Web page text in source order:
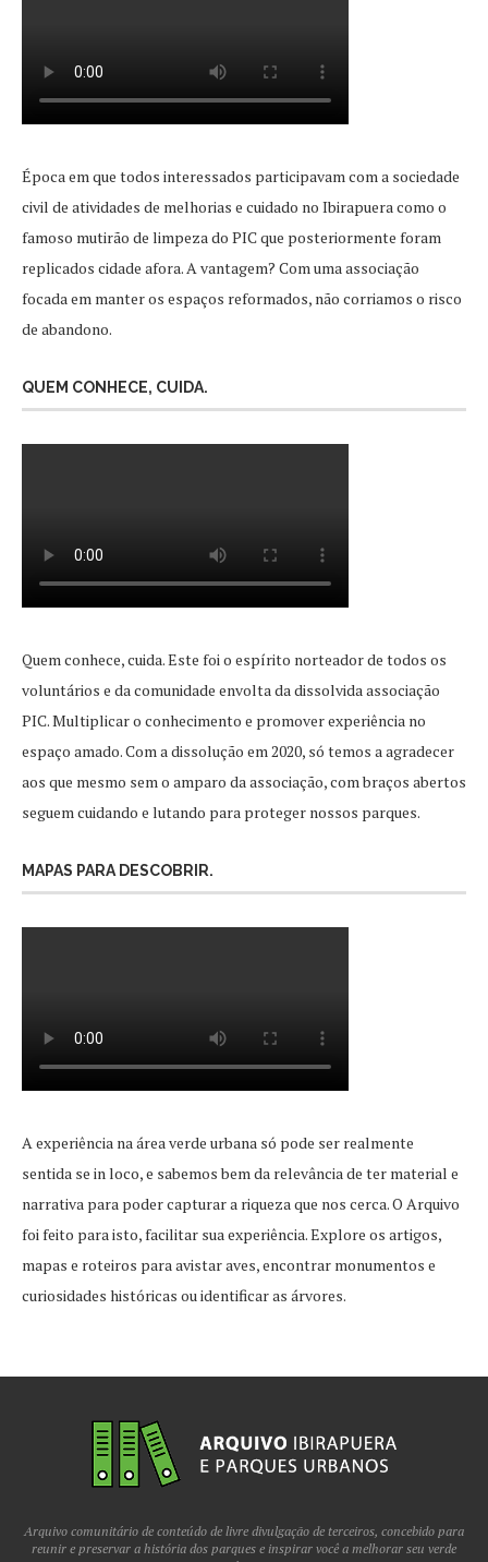
Época em que todos interessados participavam com a sociedade
civil de atividades de melhorias e cuidado no Ibirapuera como o
famoso mutirão de limpeza do PIC que posteriormente foram
replicados cidade afora. A vantagem? Com uma associação
focada em manter os espaços reformados, não corriamos o risco
de abandono.
QUEM CONHECE, CUIDA.
Quem conhece, cuida. Este foi o espírito norteador de todos os
voluntários e da comunidade envolta da dissolvida associação
PIC. Multiplicar o conhecimento e promover experiência no
espaço amado. Com a dissolução em 2020, só temos a agradecer
aos que mesmo sem o amparo da associação, com braços abertos
seguem cuidando e lutando para proteger nossos parques.
MAPAS PARA DESCOBRIR.
A experiência na área verde urbana só pode ser realmente
sentida se in loco, e sabemos bem da relevância de ter material e
narrativa para poder capturar a riqueza que nos cerca. O Arquivo
foi feito para isto, facilitar sua experiência. Explore os artigos,
mapas e roteiros para avistar aves, encontrar monumentos e
curiosidades históricas ou identificar as árvores.
Arquivo comunitário de conteúdo de livre divulgação de terceiros, concebido para
reunir e preservar a história dos parques e inspirar você a melhorar seu verde